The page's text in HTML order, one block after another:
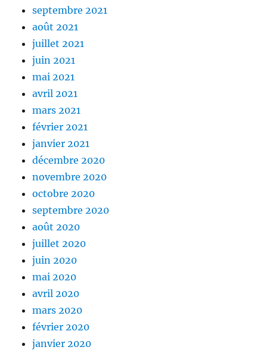
septembre 2021
août 2021
juillet 2021
juin 2021
mai 2021
avril 2021
mars 2021
février 2021
janvier 2021
décembre 2020
novembre 2020
octobre 2020
septembre 2020
août 2020
juillet 2020
juin 2020
mai 2020
avril 2020
mars 2020
février 2020
janvier 2020